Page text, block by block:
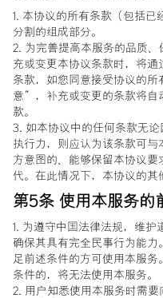
1. 本协议的所有条款（包括
分割的组成部分。
2. 为完善提高本服务的品质
充或变更本协议条款时，将
条款，如您同意接受协议的
意”，补充或变更的条款将自
款。
3. 如本协议中的任何条款无
执行力，则应认为该条款可
方意图的、能够保留本协议
代。在此情况下，本协议的其
第5条 使用本服务的
1. 为遵守中国法律法规，维
确保其具有完全民事行为能
足前述条件的方可使用本服
条件的，将无法使用本服务。
2. 用户知悉使用本服务时需